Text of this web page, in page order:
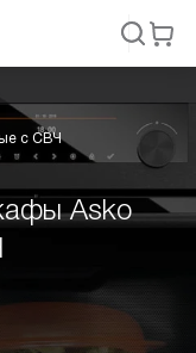
с СВЧ
Asko